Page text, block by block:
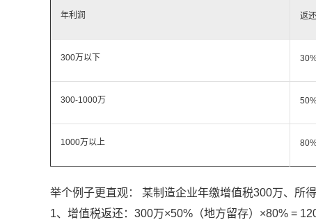
年利润 返
300万以下
300-1000万
1000万以上
举个例子更直观： 某制造企业年缴增值税300万、所
1、增值税返还：300万×50%（地方留存）×80% = 120